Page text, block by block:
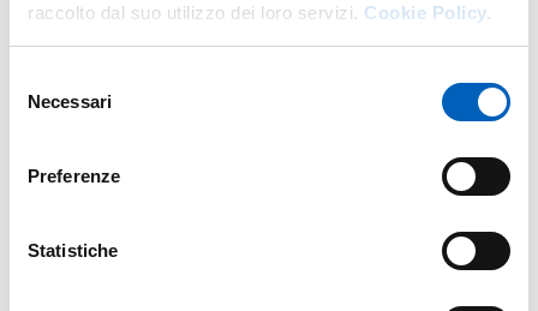
raccolto dal suo utilizzo dei loro servizi. Cookie Policy.
delNecessari
Preferenze
Statistiche